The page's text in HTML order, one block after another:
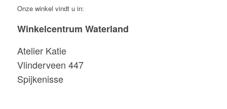
Onze winkel vindt u in:
Winkelcentrum Waterland
Atelier Katie
Vlinderveen 447
Spijkenisse